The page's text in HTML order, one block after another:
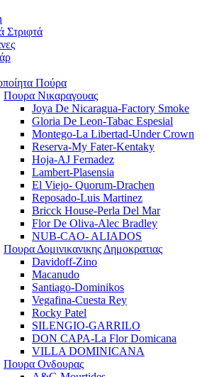
Στριφτά
Πούρα
Πουρα Νικαραγουας
Joya De Nicaragua-Factory Smoke
Gloria De Leon-Tabac Espesial
Montego-La Libertad-Under Crown
Reserva-My Fater-Kentaky
Hoja-AJ Fernadez
Lambert-Plasensia
El Viejo- Quorum-Drachen
Reposado-Luis Martinez
Bricck House-Perla Del Mar
Flor De Oliva-Alec Bradley
NUB-CAO- ALIADOS
Πουρα Δομινικανικης Δημοκρατιας
Davidoff-Zino
Macanudo
Santiago-Dominikos
Vegafina-Cuesta Rey
Rocky Patel
SILENGIO-GARRILO
DON CAPA-La Flor Domicana
VILLA DOMINICANA
Πουρα Ονδουρας